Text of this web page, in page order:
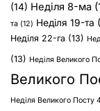
(14) Неділя 8-ма
та (12) Неділя 19-та
Неділя 22-га (13)
(13) Неділя Великого
Великого
Неділя Великого Посту